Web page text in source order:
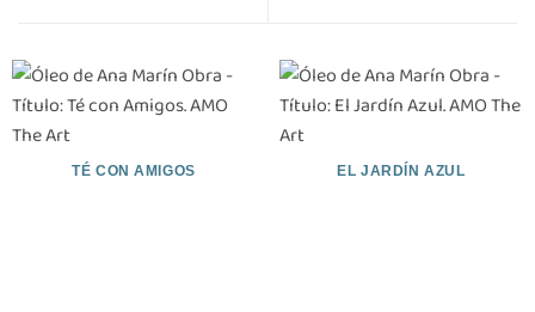
TÉ CON AMIGOS EL JARDÍN AZUL